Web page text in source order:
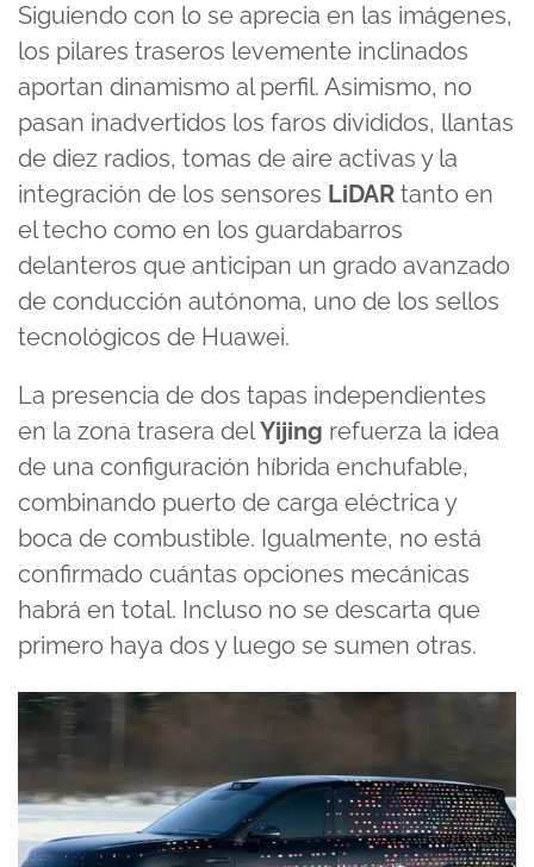
minutes,
seconds
Siguiendo con lo se aprecia en las imágenes,
los pilares traseros levemente inclinados
aportan dinamismo al perfil. Asimismo, no
pasan inadvertidos los faros divididos, llantas
de diez radios, tomas de aire activas y la
integración de los sensores LiDAR tanto en
el techo como en los guardabarros
delanteros que anticipan un grado avanzado
de conducción autónoma, uno de los sellos
tecnológicos de Huawei.
La presencia de dos tapas independientes
en la zona trasera delYijing refuerza la idea
de una configuración híbrida enchufable,
combinando puerto de carga eléctrica y
boca de combustible. Igualmente, no está
confirmado cuántas opciones mecánicas
habrá en total. Incluso no se descarta que
primero haya dos y luego se sumen otras.